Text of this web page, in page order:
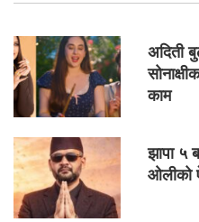
अदिती
काम
झापा ५
ओलीको